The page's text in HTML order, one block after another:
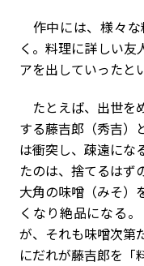
作中には、様々な
く。料理に詳しい友
アを出していったと
たとえば、出世を
する藤吉郎（秀吉）
は衝突し、疎遠にな
たのは、捨てるはず
大角の味噌（みそ）
くなり絶品になる
が、それも味噌次第
にだれが藤吉郎を「